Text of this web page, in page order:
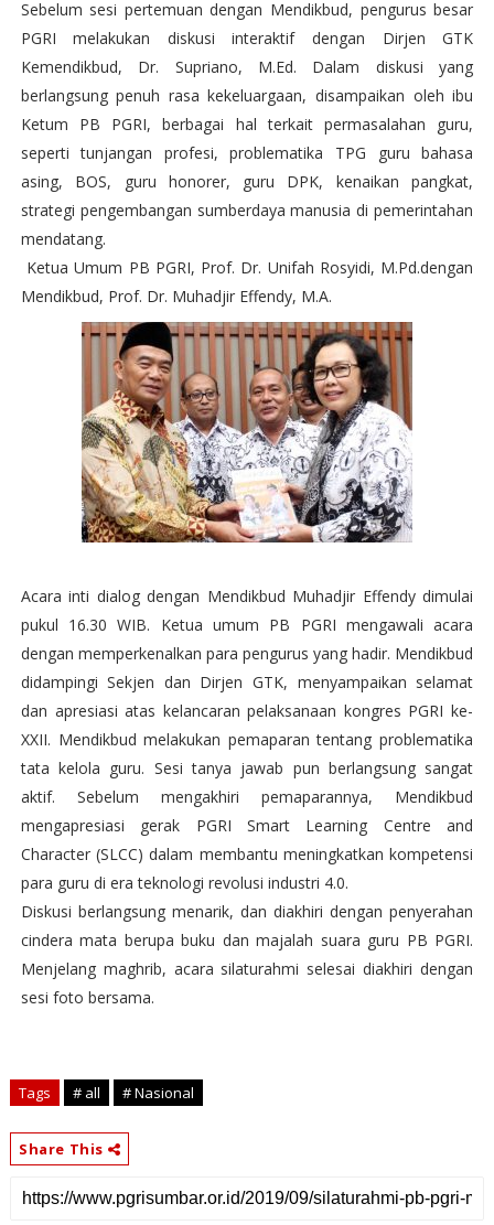
Sebelum sesi pertemuan dengan Mendikbud, pengurus besar
PGRI melakukan diskusi interaktif dengan Dirjen GTK
Kemendikbud, Dr. Supriano, M.Ed. Dalam diskusi yang
berlangsung penuh rasa kekeluargaan, disampaikan oleh ibu
Ketum PB PGRI, berbagai hal terkait permasalahan guru,
seperti tunjangan profesi, problematika TPG guru bahasa
asing, BOS, guru honorer, guru DPK, kenaikan pangkat,
strategi pengembangan sumberdaya manusia di pemerintahan
mendatang.
Ketua Umum PB PGRI, Prof. Dr. Unifah Rosyidi, M.Pd.dengan
Mendikbud, Prof. Dr. Muhadjir Effendy, M.A.
Acara inti dialog dengan Mendikbud Muhadjir Effendy dimulai
pukul 16.30 WIB. Ketua umum PB PGRI mengawali acara
dengan memperkenalkan para pengurus yang hadir. Mendikbud
didampingi Sekjen dan Dirjen GTK, menyampaikan selamat
dan apresiasi atas kelancaran pelaksanaan kongres PGRI ke-
XXII. Mendikbud melakukan pemaparan tentang problematika
tata kelola guru. Sesi tanya jawab pun berlangsung sangat
aktif. Sebelum mengakhiri pemaparannya, Mendikbud
mengapresiasi gerak PGRI Smart Learning Centre and
Character (SLCC) dalam membantu meningkatkan kompetensi
para guru di era teknologi revolusi industri 4.0.
Diskusi berlangsung menarik, dan diakhiri dengan penyerahan
cindera mata berupa buku dan majalah suara guru PB PGRI.
Menjelang maghrib, acara silaturahmi selesai diakhiri dengan
sesi foto bersama.
Tags # all # Nasional
Share This